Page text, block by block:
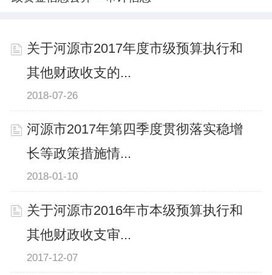
关于河源市2017年度市级预算执行和
其他财政收支的...
2018-07-26
河源市2017年第四季度贯彻落实稳增
长等政策措施情...
2018-01-10
关于河源市2016年市本级预算执行和
其他财政收支审...
2017-12-07